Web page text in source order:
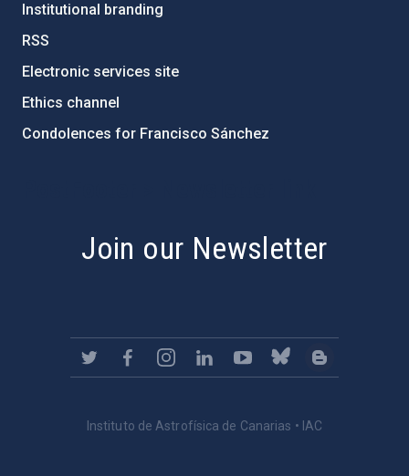
Institutional branding
RSS
Electronic services site
Ethics channel
Condolences for Francisco Sánchez
Join our Newsletter
Instituto de Astrofísica de Canarias • IAC